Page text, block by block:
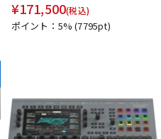
¥171,500(税込)
ポイント：5%(7795pt)